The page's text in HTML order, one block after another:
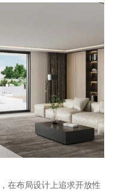
布局设计上追求开放性